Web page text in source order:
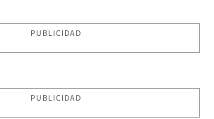
PUBLICIDAD
PUBLICIDAD